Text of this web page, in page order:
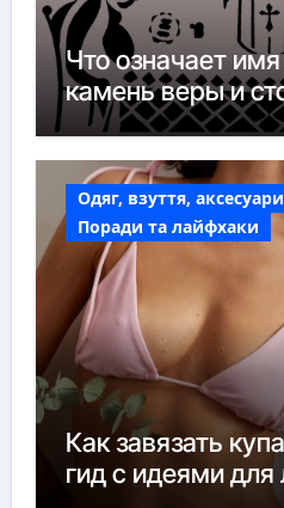
Что означает
камень веры и
Одяг, взуття,
Поради та лайфхаки
Как завязать
гид с идеями